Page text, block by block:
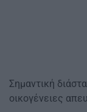
Σημαντική
οικογένειες